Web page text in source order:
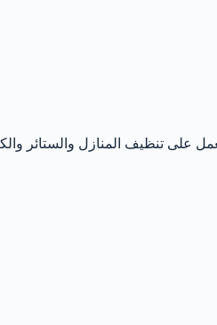
على تنظيف المنازل والستائر